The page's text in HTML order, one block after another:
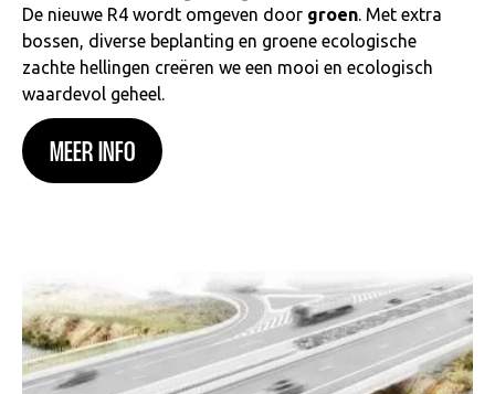
De nieuwe R4 wordt omgeven door groen. Met extra
bossen, diverse beplanting en groene ecologische
zachte hellingen creëren we een mooi en ecologisch
waardevol geheel.
MEER INFO